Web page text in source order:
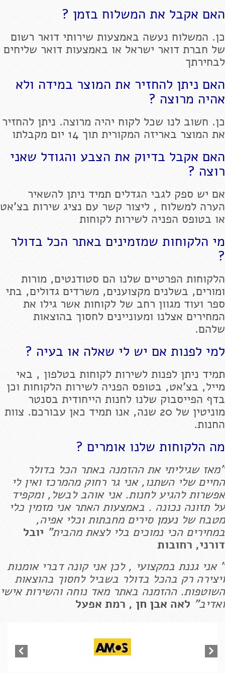
האם אקבל את המשלוח בזמן ?
כן. המשלוח נעשה באמצעות שירותי דואר רשום
של חברת דואר ישראל או באמצעות דואר שליחים
לבחירתך
האם ניתן להחזיר את המוצר במידה ולא
אהיה מרוצה ?
כן. חשוב לנו שכל לקוח יהיה מרוצה. ניתן להחזיר
את המוצר באריזה המקורית תוך 14 יום מקבלתו
האם אקבל בדיוק את הצבע והגודל שאני
רוצה ?
אם יש ספק לגבי הגדלים תמיד ניתן להשאיר
הערה למשלוח , ליצור קשר עם נציג שירות בצ'אט
או בטופס הפניה לשירות לקוחות
מי הלקוחות שמזמינים באתר הכל בדולר
?
הלקוחות הפרטיים שלנו הם סטודנטים, מורות
ומורים, בשלנים מקצוענים, משרדים גדולים, בתי
ספר ועוד מגוון רחב של לקוחות אשר גילו את
המחירים אצלנו ומעוניינים לחסוך בהוצאות
שלהם.
למי לפנות אם יש לי שאלה או בעיה ?
תמיד ניתן לפנות לשירות לקוחות בטלפון , באי
מייל, בצ'אט, בטופס הפניה לשירות הלקוחות וכן
בדף הפייסבוק שלנו לחנות הייחודית בסנטר
מוניטין של 20 שנה, אנו תמיד כאן עבורכם. צוות
החנות.
מה הלקוחות שלנו אומרים ?
"מאז שגיליתי את ההזמנה באתר הכל בדולר
החיים שלי השתנו, אני גר רחוק מהמרכז ואין לי
אפשרות להגיע לחנות. אני אוהב לבשל, ומקפיד
על תזונה נכונה . באמצעות האתר אני מזמין כלי
מטבח שלנעמןסירים מחבתות וכלי אפיה,
במחירים הכי נמוכים בלי לצאת מהבית" יובל
דורני, רחובות
" אני גננת במקצועי , לכן אני קונה דברי אומנות
ויצירה רק בהכל בדולר בשביל לחסוך בהוצאות
השוטפות. ההזמנה באתר מאד נוחה והשירות אישי
ואדיב" לאה אבן חן , רמת אפעל